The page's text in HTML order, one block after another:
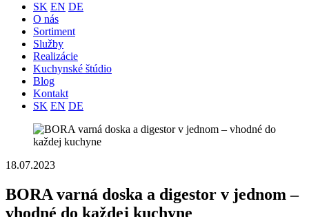
SK EN DE
O nás
Sortiment
Služby
Realizácie
Kuchynské štúdio
Blog
Kontakt
SK EN DE
18.07.2023
BORA varná doska a digestor v jednom –
vhodné do každej kuchyne